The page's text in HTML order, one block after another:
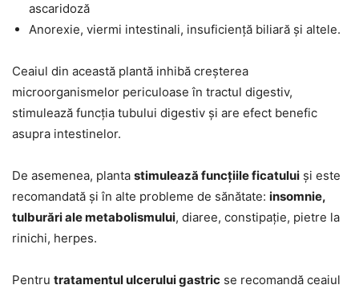
ascaridoză
Anorexie, viermi intestinali, insuficiență biliară și altele.
Ceaiul din această plantă inhibă creșterea
microorganismelor periculoase în tractul digestiv,
stimulează funcția tubului digestiv și are efect benefic
asupra intestinelor.
De asemenea, planta stimulează funcțiile ficatului și este
recomandată și în alte probleme de sănătate: insomnie,
tulburări ale metabolismului, diaree, constipație, pietre la
rinichi, herpes.
Pentru tratamentul ulcerului gastric se recomandă ceaiul